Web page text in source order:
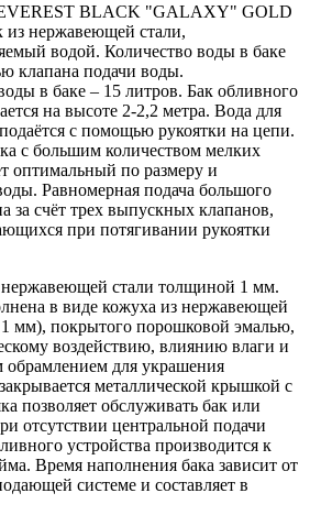
EVEREST BLACK "GALAXY" GOLD
из нержавеющей стали,
водой. Количество воды в баке
клапана подачи воды.
в баке – 15 литров. Бак обливного
на высоте 2-2,2 метра. Вода для
с помощью рукоятки на цепи.
с большим количеством мелких
оптимальный по размеру и
Равномерная подача большого
за счёт трех выпускных клапанов,
при потягивании рукоятки
нержавеющей стали толщиной 1 мм.
в виде кожуха из нержавеющей
мм), покрытого порошковой эмалью,
воздействию, влиянию влаги и
обрамлением для украшения
металлической крышкой с
позволяет обслуживать бак или
отсутствии центральной подачи
устройства производится к
Время наполнения бака зависит от
системе и составляет в